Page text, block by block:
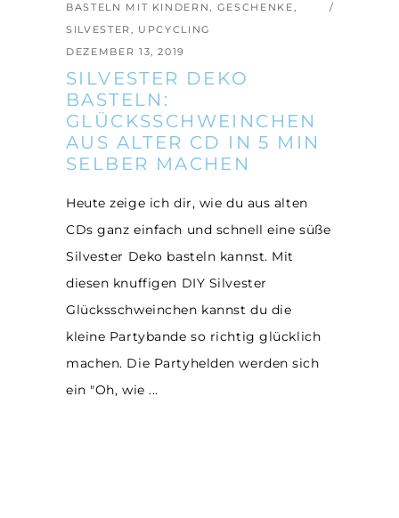
BASTELN MIT KINDERN, GESCHENKE,
SILVESTER, UPCYCLING
DEZEMBER 13, 2019
SILVESTER DEKO
BASTELN:
GLÜCKSSCHWEINCHEN
AUS ALTER CD IN 5 MIN
SELBER MACHEN
Heute zeige ich dir, wie du aus alten
CDs ganz einfach und schnell eine süße
Silvester Deko basteln kannst. Mit
diesen knuffigen DIY Silvester
Glücksschweinchen kannst du die
kleine Partybande so richtig glücklich
machen. Die Partyhelden werden sich
ein "Oh, wie